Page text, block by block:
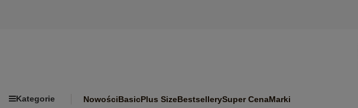
Kategorie NowościBasicPlus SizeBestsellerySuper CenaMarki